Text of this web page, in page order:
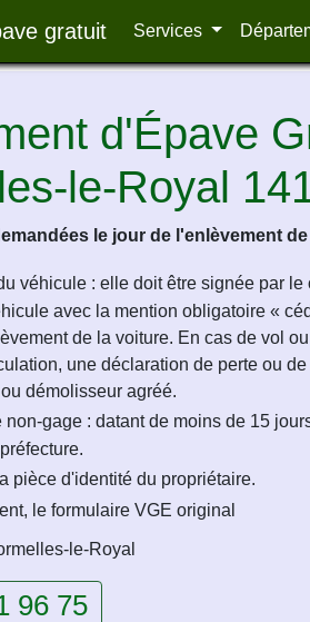
gratuit Services
d'Épave
le-Royal
le jour de l'enlèvement
véhicule : elle doit être signée par le
avec la mention obligatoire «
de la voiture. En cas de vol
une déclaration de perte ou
démolisseur agréé.
non-gage : datant de moins de 15
pièce d'identité du propriétaire.
le formulaire VGE original
le-Royal
96 75